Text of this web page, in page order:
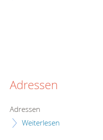
Adressen
Adressen
Weiterlesen